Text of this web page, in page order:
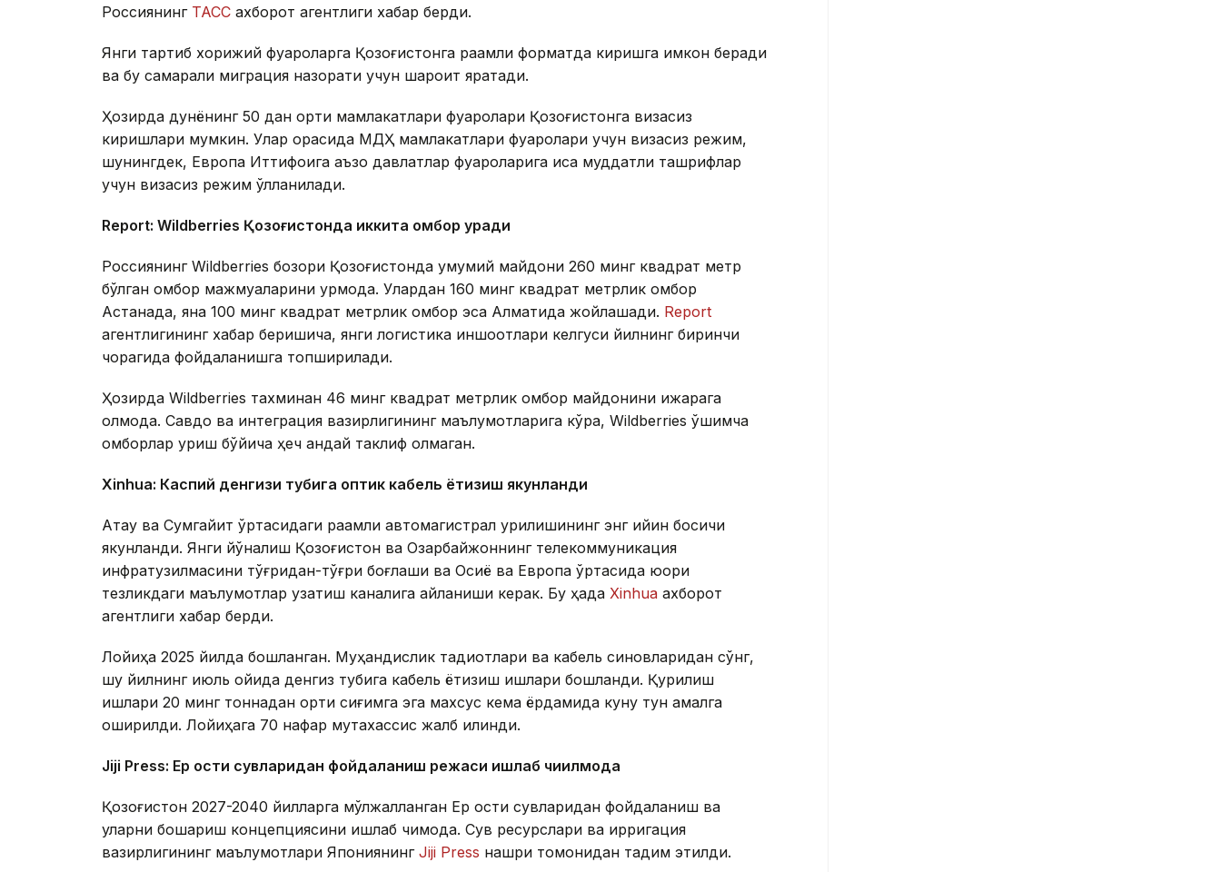
Россиянинг ТАСС ахборот агентлиги хабар берди.
Янги тартиб хорижий фуқароларга Қозоғистонга рақамли форматда киришга имкон беради
ва бу самарали миграция назорати учун шароит яратади.
Ҳозирда дунёнинг 50 дан ортиқ мамлакатлари фуқаролари Қозоғистонга визасиз
киришлари мумкин. Улар орасида МДҲ мамлакатлари фуқаролари учун визасиз режим,
шунингдек, Европа Иттифоқига аъзо давлатлар фуқароларига қисқа муддатли ташрифлар
учун визасиз режим қўлланилади.
Report: Wildberries Қозоғистонда иккита омбор қуради
Россиянинг Wildberries бозори Қозоғистонда умумий майдони 260 минг квадрат метр
бўлган омбор мажмуаларини қурмоқда. Улардан 160 минг квадрат метрлик омбор
Астанада, яна 100 минг квадрат метрлик омбор эса Алматида жойлашади. Report
агентлигининг хабар беришича, янги логистика иншоотлари келгуси йилнинг биринчи
чорагида фойдаланишга топширилади.
Ҳозирда Wildberries тахминан 46 минг квадрат метрлик омбор майдонини ижарага
олмоқда. Савдо ва интеграция вазирлигининг маълумотларига кўра, Wildberries қўшимча
омборлар қуриш бўйича ҳеч қандай таклиф олмаган.
Xinhuа: Каспий денгизи тубига оптик кабель ётқизиш якунланди
Ақтау ва Сумгайит ўртасидаги рақамли автомагистрал қурилишининг энг қийин босқичи
якунланди. Янги йўналиш Қозоғистон ва Озарбайжоннинг телекоммуникация
инфратузилмасини тўғридан-тўғри боғлаши ва Осиё ва Европа ўртасида юқори
тезликдаги маълумотлар узатиш каналига айланиши керак. Бу ҳақда Xinhua ахборот
агентлиги хабар берди.
Лойиҳа 2025 йилда бошланган. Муҳандислик тадқиқотлари ва кабель синовларидан сўнг,
шу йилнинг июль ойида денгиз тубига кабель ётқизиш ишлари бошланди. Қурилиш
ишлари 20 минг тоннадан ортиқ сиғимга эга махсус кема ёрдамида куну тун амалга
оширилди. Лойиҳага 70 нафар мутахассис жалб қилинди.
Jiji Press: Ер ости сувларидан фойдаланиш режаси ишлаб чиқилмоқда
Қозоғистон 2027-2040 йилларга мўлжалланган Ер ости сувларидан фойдаланиш ва
уларни бошқариш концепциясини ишлаб чиқмоқда. Сув ресурслари ва ирригация
вазирлигининг маълумотлари Япониянинг Jiji Press нашри томонидан тақдим этилди.